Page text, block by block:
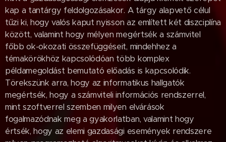
kap a tantárgy feldolgozásakor. A tárgy alapvető célul
tűzi ki, hogy valós kaput nyisson az említett két diszciplína
között, valamint hogy mélyen megértsék a számvitel
főbb ok-okozati összefüggéseit, mindehhez a
témakörökhöz kapcsolódóan több komplex
példamegoldást bemutató előadás is kapcsolódik.
Törekszünk arra, hogy az informatikus hallgatók
megértsék, hogy a számviteli információs rendszerrel,
mint szoftverrel szemben milyen elvárások
fogalmazódnak meg a gyakorlatban, valamint hogy
értsék, hogy az elemi gazdasági események rendszere